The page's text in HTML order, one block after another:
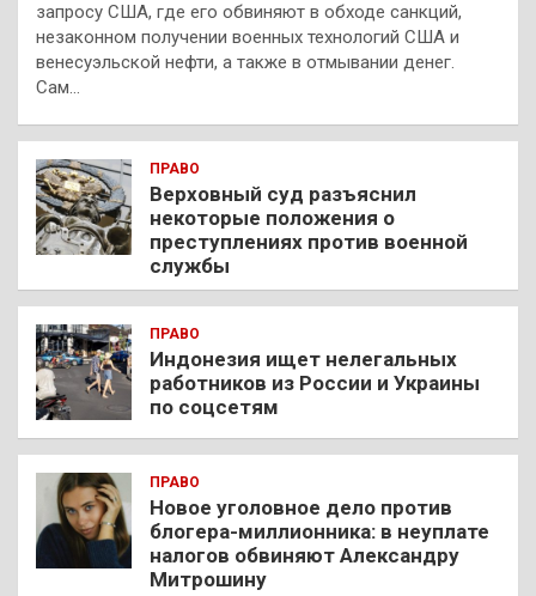
запросу США, где его обвиняют в обходе санкций,
незаконном получении военных технологий США и
венесуэльской нефти, а также в отмывании денег.
Сам…
ПРАВО
Верховный суд разъяснил
некоторые положения о
преступлениях против военной
службы
ПРАВО
Индонезия ищет нелегальных
работников из России и Украины
по соцсетям
ПРАВО
Новое уголовное дело против
блогера-миллионника: в неуплате
налогов обвиняют Александру
Митрошину